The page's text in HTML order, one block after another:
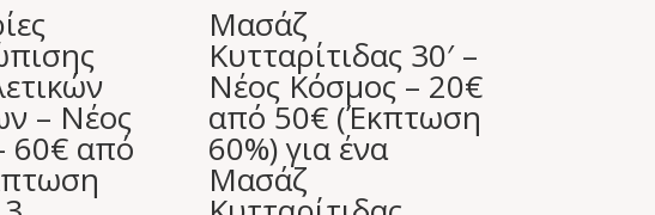
– Νέος
60€ από
Μασάζ
Κυτταρίτιδας 30′ –
Νέος Κόσμος – 20€
από 50€ (Έκπτωση
60%) για ένα
Μασάζ